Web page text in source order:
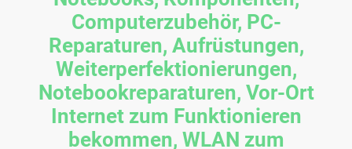
Computerzubehör, PC-
Reparaturen, Aufrüstungen,
Weiterperfektionierungen,
Notebookreparaturen, Vor-Ort
Internet zum Funktionieren
bekommen, WLAN zum